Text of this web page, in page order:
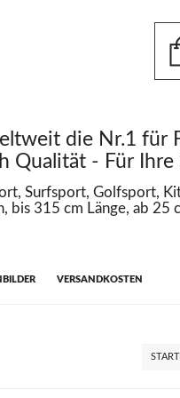
Nr.1 für
- Für Ihre
Golfsport,
Länge, ab 25 cm
VERSANDKOSTEN